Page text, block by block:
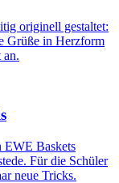
originell gestaltet:
Grüße in Herzform
an.
EWE Baskets
Für die Schüler
neue Tricks.